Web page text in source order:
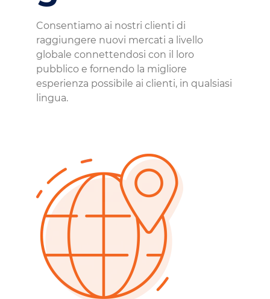
Consentiamo ai nostri clienti di
raggiungere nuovi mercati a livello
globale connettendosi con il loro
pubblico e fornendo la migliore
esperienza possibile ai clienti, in qualsiasi
lingua.